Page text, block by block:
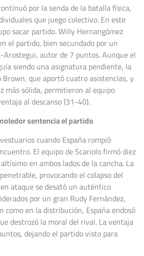
por la senda de la batalla física,
que juego colectivo. En este
sacar partido. Willy Hernangómez
el partido, bien secundado por un
Arostegui, autor de 7 puntos. Aunque el
siendo una asignatura pendiente, la
que aportó cuatro asistencias, y
más sólida, permitieron al equipo
al descanso (31-40).
sentencia el partido
cuando España rompió
El equipo de Scariolo firmó diez
en ambos lados de la cancha. La
provocando el colapso del
ataque se desató un auténtico
por un gran Rudy Fernández,
en la distribución, España endosó
destrozó la moral del rival. La ventaja
dejando el partido visto para